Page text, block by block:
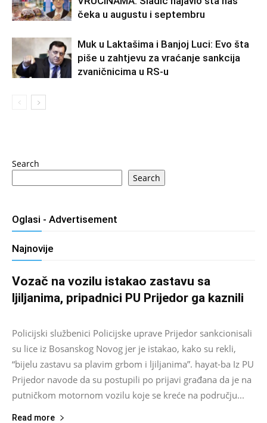
čeka u augustu i septembru
Muk u Laktašima i Banjoj Luci: Evo šta
piše u zahtjevu za vraćanje sankcija
zvaničnicima u RS-u
Search
Search
Oglasi - Advertisement
Najnovije
Vozač na vozilu istakao zastavu sa
ljiljanima, pripadnici PU Prijedor ga kaznili
Salim D. - August 7, 2026
Policijski službenici Policijske uprave Prijedor sankcionisali
su lice iz Bosanskog Novog jer je istakao, kako su rekli,
“bijelu zastavu sa plavim grbom i ljiljanima”. hayat-ba Iz PU
Prijedor navode da su postupili po prijavi građana da je na
putničkom motornom vozilu koje se kreće na području...
Read more